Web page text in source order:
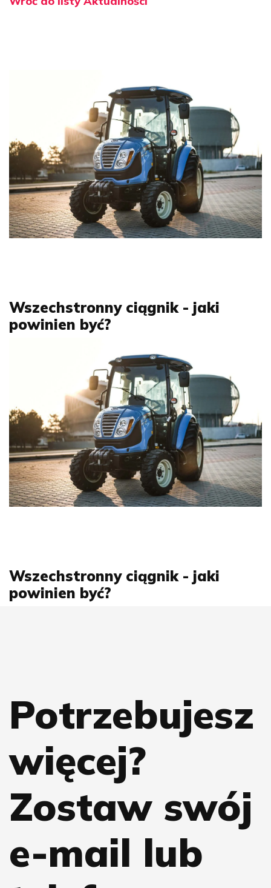
Wszechstronny ciągnik - jaki
powinien być?
Wszechstronny ciągnik - jaki
powinien być?
Potrzebujesz
więcej?
Zostaw swój
e-mail lub